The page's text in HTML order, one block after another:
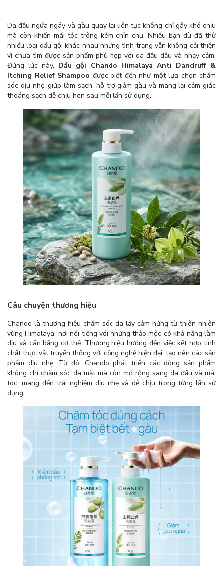
Da đầu ngứa ngáy và gàu quay lại liên tục không chỉ gây khó chịu
mà còn khiến mái tóc trông kém chỉn chu. Nhiều bạn dù đã thử
nhiều loại dầu gội khác nhau nhưng tình trạng vẫn không cải thiện
vì chưa tìm được sản phẩm phù hợp với da đầu dầu và nhạy cảm.
Đúng lúc này, Dầu gội Chando Himalaya Anti Dandruff &
Itching Relief Shampoo được biết đến như một lựa chọn chăm
sóc dịu nhẹ, giúp làm sạch, hỗ trợ giảm gàu và mang lại cảm giác
thoáng sạch dễ chịu hơn sau mỗi lần sử dụng.
Câu chuyện thương hiệu
Chando là thương hiệu chăm sóc da lấy cảm hứng từ thiên nhiên
vùng Himalaya, nơi nổi tiếng với những thảo mộc có khả năng làm
dịu và cân bằng cơ thể. Thương hiệu hướng đến việc kết hợp tinh
chất thực vật truyền thống với công nghệ hiện đại, tạo nên các sản
phẩm dịu nhẹ. Từ đó, Chando phát triển các dòng sản phẩm
không chỉ chăm sóc da mặt mà còn mở rộng sang da đầu và mái
tóc, mang đến trải nghiệm dịu nhẹ và dễ chịu trong từng lần sử
dụng.